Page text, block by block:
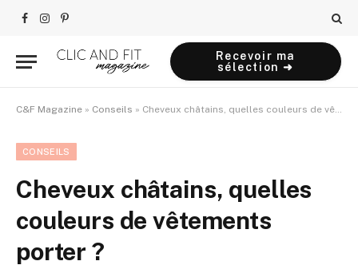
Facebook
Instagram
Pinterest
Recevoir ma
sélection ➜
C&F Magazine » Conseils » Cheveux châtains, quelles couleurs de vêtements porter ?
CONSEILS
Cheveux châtains, quelles
couleurs de vêtements
porter ?